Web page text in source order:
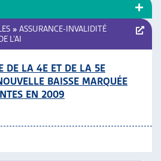
» ASSURANCE-INVALIDITÉ
L’AI
DE LA 4E ET DE LA 5E
BAISSE MARQUÉE
EN 2009